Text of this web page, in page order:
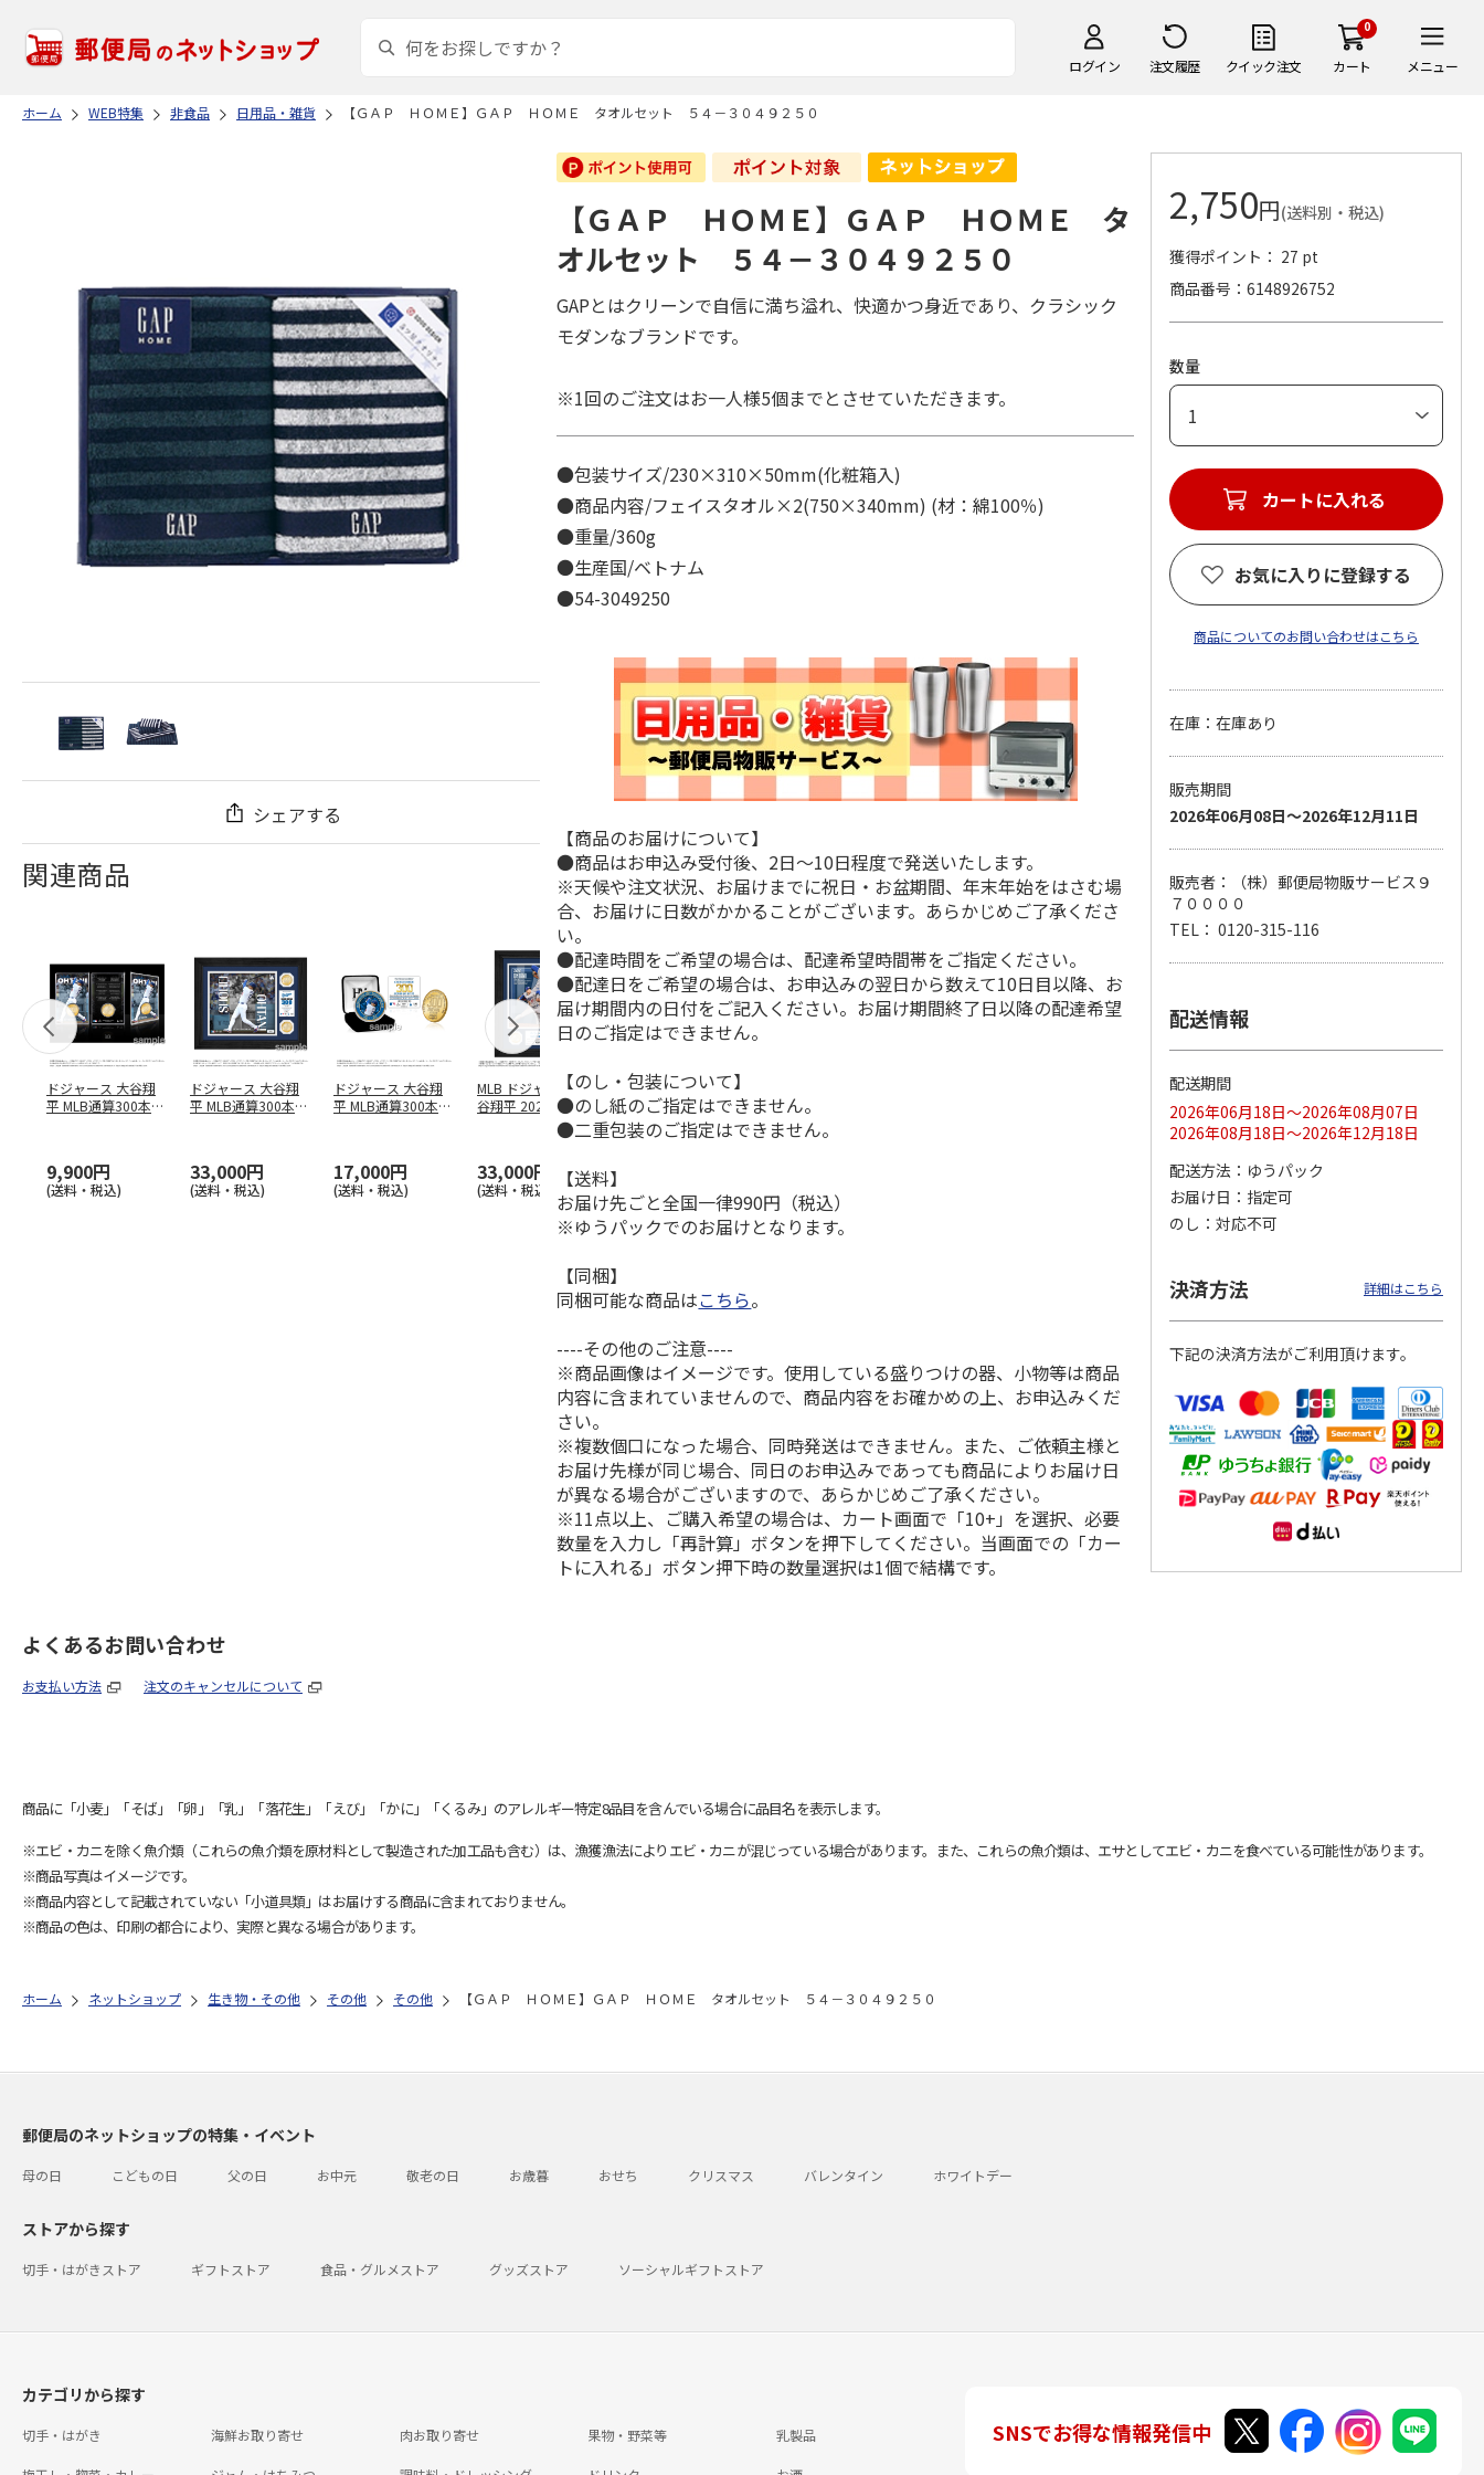
ログイン 注文履歴 クイック注文
0
カート メニュー
ホーム WEB特集 非食品 日用品・雑貨 【ＧＡＰ ＨＯＭＥ】ＧＡＰ ＨＯＭＥ タオルセット ５４－３０４９２５０
シェアする
関連商品
ドジャース 大谷翔
平 MLB通算300本塁
9,900円
(送料・税込)
ドジャース 大谷翔
平 MLB通算300本塁
33,000円
(送料・税込)
ドジャース 大谷翔
平 MLB通算300本塁
17,000円
(送料・税込)
MLB ドジャース 大
谷翔平 2026 NL 3・
33,000円
(送料・税込)
ドジャース 大谷翔
平 日本人最多53試
合連続出塁記念 ダ
ブ…
平 日本人最多53試
合連続出塁記念 コ
イ…
ドジャース 大谷翔
平 日本人最多53試
合連続出塁記念 シ
ル…
17,000円
(送料・税込)
谷翔平 2026 NL 3・
4月投手…
【ＧＡＰ ＨＯＭＥ】ＧＡＰ ＨＯＭＥ タ
オルセット ５４－３０４９２５０
GAPとはクリーンで自信に満ち溢れ、快適かつ身近であり、クラシック
モダンなブランドです。
※1回のご注文はお一人様5個までとさせていただきます。
●包装サイズ/230×310×50mm(化粧箱入)
●商品内容/フェイスタオル×2(750×340mm) (材：綿100％)
●重量/360g
●生産国/ベトナム
●54-3049250
【商品のお届けについて】
●商品はお申込み受付後、2日～10日程度で発送いたします。
※天候や注文状況、お届けまでに祝日・お盆期間、年末年始をはさむ場
合、お届けに日数がかかることがございます。あらかじめご了承くださ
い。
●配達時間をご希望の場合は、配達希望時間帯をご指定ください。
●配達日をご希望の場合は、お申込みの翌日から数えて10日目以降、お
届け期間内の日付をご記入ください。お届け期間終了日以降の配達希望
日のご指定はできません。
【のし・包装について】
●のし紙のご指定はできません。
●二重包装のご指定はできません。
【送料】
お届け先ごと全国一律990円（税込）
※ゆうパックでのお届けとなります。
【同梱】
同梱可能な商品はこちら。
----その他のご注意----
※商品画像はイメージです。使用している盛りつけの器、小物等は商品
内容に含まれていませんので、商品内容をお確かめの上、お申込みくだ
さい。
※複数個口になった場合、同時発送はできません。また、ご依頼主様と
お届け先様が同じ場合、同日のお申込みであっても商品によりお届け日
が異なる場合がございますので、あらかじめご了承ください。
※11点以上、ご購入希望の場合は、カート画面で「10+」を選択、必要
数量を入力し「再計算」ボタンを押下してください。当画面での「カー
トに入れる」ボタン押下時の数量選択は1個で結構です。
2,750円(送料別・税込)
獲得ポイント： 27 pt
商品番号
6148926752
数量
カートに入れる
お気に入りに登録する
商品についてのお問い合わせはこちら
在庫：在庫あり
販売期間
2026年06月08日～2026年12月11日
販売者：（株）郵便局物販サービス９
７００００
TEL： 0120-315-116
配送情報
配送期間
2026年06月18日～2026年08月07日
2026年08月18日～2026年12月18日
配送方法
ゆうパック
お届け日
指定可
のし
対応不可
決済方法 詳細はこちら
下記の決済方法がご利用頂けます。
よくあるお問い合わせ
お支払い方法 注文のキャンセルについて
商品に「小麦」「そば」「卵」「乳」「落花生」「えび」「かに」「くるみ」のアレルギー特定8品目を含んでいる場合に品目名を表示します。
※エビ・カニを除く魚介類（これらの魚介類を原材料として製造された加工品も含む）は、漁獲漁法によりエビ・カニが混じっている場合があります。また、これらの魚介類は、エサとしてエビ・カニを食べている可能性があります。
※商品写真はイメージです。
※商品内容として記載されていない「小道具類」はお届けする商品に含まれておりません。
※商品の色は、印刷の都合により、実際と異なる場合があります。
ホーム ネットショップ 生き物・その他 その他 その他 【ＧＡＰ ＨＯＭＥ】ＧＡＰ ＨＯＭＥ タオルセット ５４－３０４９２５０
郵便局のネットショップの特集・イベント
母の日 こどもの日 父の日 お中元 敬老の日 お歳暮 おせち クリスマス バレンタイン ホワイトデー
ストアから探す
切手・はがきストア ギフトストア 食品・グルメストア グッズストア ソーシャルギフトストア
カテゴリから探す
切手・はがき 海鮮お取り寄せ 肉お取り寄せ 果物・野菜等 乳製品 SNSでお得な情報発信中